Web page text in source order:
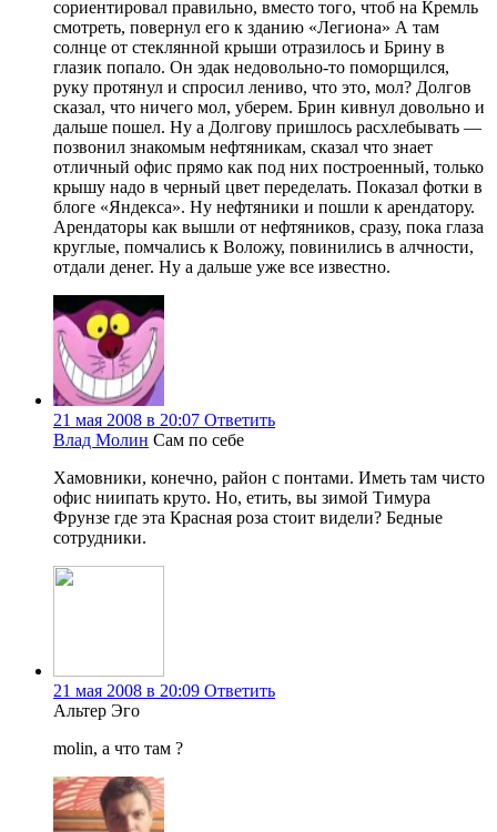
сориентировал правильно, вместо того, чтоб на Кремль
смотреть, повернул его к зданию «Легиона» А там
солнце от стеклянной крыши отразилось и Брину в
глазик попало. Он эдак недовольно-то поморщился,
руку протянул и спросил лениво, что это, мол? Долгов
сказал, что ничего мол, уберем. Брин кивнул довольно и
дальше пошел. Ну а Долгову пришлось расхлебывать —
позвонил знакомым нефтяникам, сказал что знает
отличный офис прямо как под них построенный, только
крышу надо в черный цвет переделать. Показал фотки в
блоге «Яндекса». Ну нефтяники и пошли к арендатору.
Арендаторы как вышли от нефтяников, сразу, пока глаза
круглые, помчались к Воложу, повинились в алчности,
отдали денег. Ну а дальше уже все известно.
21 мая 2008 в 20:07 Ответить
Влад Молин Сам по себе
Хамовники, конечно, район с понтами. Иметь там чисто
офис ниипать круто. Но, етить, вы зимой Тимура
Фрунзе где эта Красная роза стоит видели? Бедные
сотрудники.
21 мая 2008 в 20:09 Ответить
Альтер Эго
molin, а что там ?